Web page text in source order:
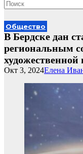
Общество
В Бердске дан
региональным
художественной
Елена
Окт 3, 2024